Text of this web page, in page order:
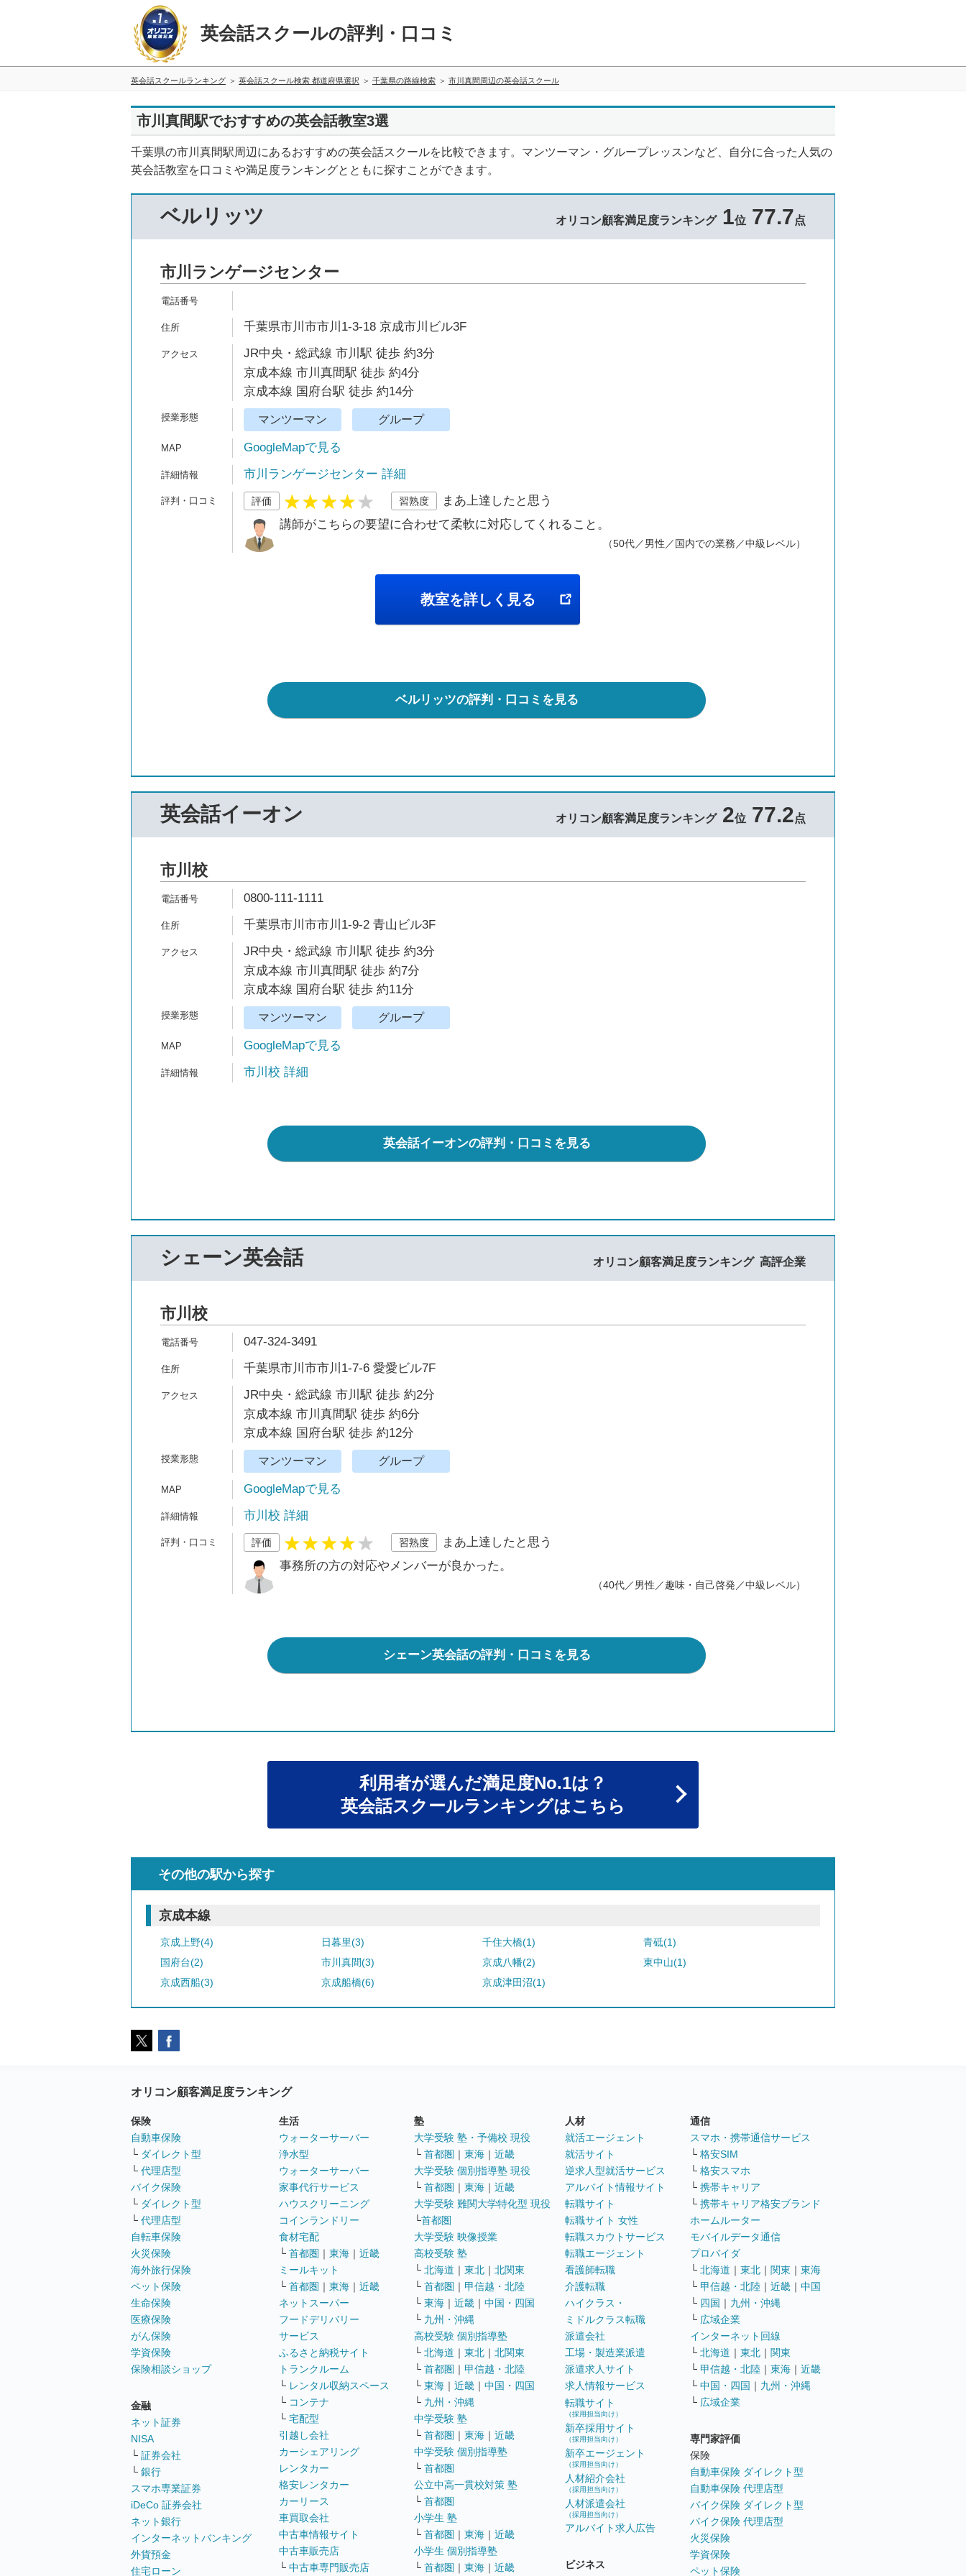
英会話スクールの評判・口コミ
英会話スクールランキング 英会話スクール検索 都道府県選択 千葉県の路線検索 市川真間周辺の英会話スクール
市川真間駅でおすすめの英会話教室3選
千葉県の市川真間駅周辺にあるおすすめの英会話スクールを比較できます。マンツーマン・グループレッスンなど、自分に合った人気の
英会話教室を口コミや満足度ランキングとともに探すことができます。
ベルリッツ オリコン顧客満足度ランキング1位 77.7点
市川ランゲージセンター
千葉県市川市市川1-3-18 京成市川ビル3F
JR中央・総武線 市川駅 徒歩 約3分
京成本線 市川真間駅 徒歩 約4分
京成本線 国府台駅 徒歩 約14分
マンツーマン グループ
GoogleMapで見る
市川ランゲージセンター 詳細
評価 習熟度
まあ上達したと思う
講師がこちらの要望に合わせて柔軟に対応してくれること。
（50代／男性／国内での業務／中級レベル）
教室を詳しく見る
ベルリッツの評判・口コミを見る
英会話イーオン オリコン顧客満足度ランキング2位 77.2点
市川校
0800-111-1111
千葉県市川市市川1-9-2 青山ビル3F
JR中央・総武線 市川駅 徒歩 約3分
京成本線 市川真間駅 徒歩 約7分
京成本線 国府台駅 徒歩 約11分
マンツーマン グループ
GoogleMapで見る
市川校 詳細
英会話イーオンの評判・口コミを見る
シェーン英会話 オリコン顧客満足度ランキング 高評企業
市川校
047-324-3491
千葉県市川市市川1-7-6 愛愛ビル7F
JR中央・総武線 市川駅 徒歩 約2分
京成本線 市川真間駅 徒歩 約6分
京成本線 国府台駅 徒歩 約12分
マンツーマン グループ
GoogleMapで見る
市川校 詳細
評価 習熟度
まあ上達したと思う
事務所の方の対応やメンバーが良かった。
（40代／男性／趣味・自己啓発／中級レベル）
シェーン英会話の評判・口コミを見る
利用者が選んだ満足度No.1は？
英会話スクールランキングはこちら
その他の駅から探す
京成本線
京成上野(4) 日暮里(3) 千住大橋(1)
青砥(1)
国府台(2)
市川真間(3) 京成八幡(2)
東中山(1)
京成西船(3)
京成船橋(6) 京成津田沼(1)
オリコン顧客満足度ランキング
保険
自動車保険
└ ダイレクト型
└ 代理店型
バイク保険
└ ダイレクト型
└ 代理店型
自転車保険
火災保険
海外旅行保険
ペット保険
生命保険
医療保険
がん保険
学資保険
保険相談ショップ
金融
ネット証券
NISA
└ 証券会社
└ 銀行
スマホ専業証券
iDeCo 証券会社
ネット銀行
インターネットバンキング
外貨預金
住宅ローン
生活
ウォーターサーバー
浄水型
ウォーターサーバー
家事代行サービス
ハウスクリーニング
コインランドリー
食材宅配
└ 首都圏 ｜ 東海 ｜ 近畿
ミールキット
└ 首都圏 ｜ 東海 ｜ 近畿
ネットスーパー
フードデリバリー
サービス
ふるさと納税サイト
トランクルーム
└ レンタル収納スペース
└ コンテナ
└ 宅配型
引越し会社
カーシェアリング
レンタカー
格安レンタカー
カーリース
車買取会社
中古車情報サイト
中古車販売店
└ 中古車専門販売店
塾
大学受験 塾・予備校 現役
└ 首都圏 ｜ 東海 ｜ 近畿
大学受験 個別指導塾 現役
└ 首都圏 ｜ 東海 ｜ 近畿
大学受験 難関大学特化型 現役
└首都圏
大学受験 映像授業
高校受験 塾
└ 北海道 ｜ 東北 ｜ 北関東
└ 首都圏 ｜ 甲信越・北陸
└ 東海 ｜ 近畿 ｜ 中国・四国
└ 九州・沖縄
高校受験 個別指導塾
└ 北海道 ｜ 東北 ｜ 北関東
└ 首都圏 ｜ 甲信越・北陸
└ 東海 ｜ 近畿 ｜ 中国・四国
└ 九州・沖縄
中学受験 塾
└ 首都圏 ｜ 東海 ｜ 近畿
中学受験 個別指導塾
└ 首都圏
公立中高一貫校対策 塾
└ 首都圏
小学生 塾
└ 首都圏 ｜ 東海 ｜ 近畿
小学生 個別指導塾
└ 首都圏 ｜ 東海 ｜ 近畿
人材
就活エージェント
就活サイト
逆求人型就活サービス
アルバイト情報サイト
転職サイト
転職サイト 女性
転職スカウトサービス
転職エージェント
看護師転職
介護転職
ハイクラス・
ミドルクラス転職
派遣会社
工場・製造業派遣
派遣求人サイト
求人情報サービス
転職サイト
（採用担当向け）
新卒採用サイト
（採用担当向け）
新卒エージェント
（採用担当向け）
人材紹介会社
（採用担当向け）
人材派遣会社
（採用担当向け）
アルバイト求人広告
ビジネス
通信
スマホ・携帯通信サービス
└ 格安SIM
└ 格安スマホ
└ 携帯キャリア
└ 携帯キャリア格安ブランド
ホームルーター
モバイルデータ通信
プロバイダ
└ 北海道 ｜ 東北 ｜ 関東 ｜ 東海
└ 甲信越・北陸 ｜ 近畿 ｜ 中国
└ 四国 ｜ 九州・沖縄
└ 広域企業
インターネット回線
└ 北海道 ｜ 東北 ｜ 関東
└ 甲信越・北陸 ｜ 東海 ｜ 近畿
└ 中国・四国 ｜ 九州・沖縄
└ 広域企業
専門家評価
保険
自動車保険 ダイレクト型
自動車保険 代理店型
バイク保険 ダイレクト型
バイク保険 代理店型
火災保険
学資保険
ペット保険